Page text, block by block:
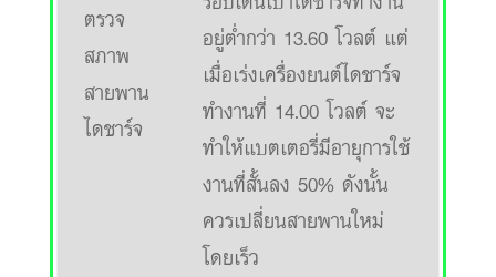
ตรวจ
สภาพ
สายพาน
ไดชาร์จ
อยู่ต่ำกว่า 13.60 โวลต์ แต่
เมื่อเร่งเครื่องยนต์ไดชาร์จ
ทำงานที่ 14.00 โวลต์ จะ
ทำให้แบตเตอรี่มีอายุการใช้
งานที่สั้นลง 50% ดังนั้น
ควรเปลี่ยนสายพานใหม่
โดยเร็ว